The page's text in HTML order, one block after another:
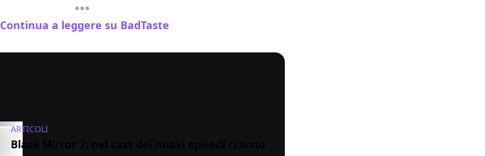
Continua a leggere su BadTaste
ARTICOLI
Black Mirror 7: nel cast dei nuovi episodi ci sono